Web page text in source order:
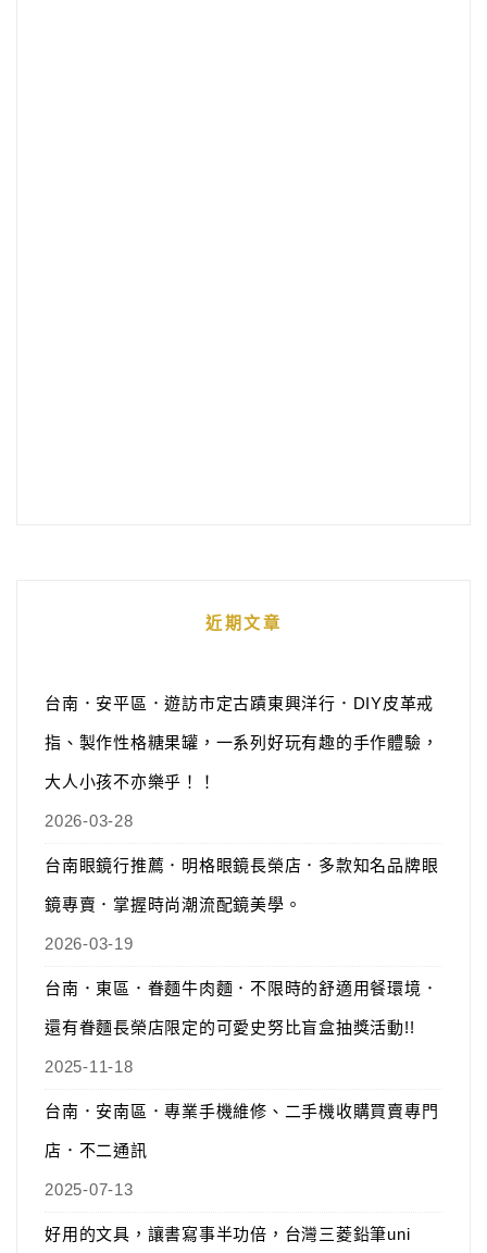
近期文章
台南．安平區．遊訪市定古蹟東興洋行．DIY皮革戒
指、製作性格糖果罐，一系列好玩有趣的手作體驗，
大人小孩不亦樂乎！！
2026-03-28
台南眼鏡行推薦．明格眼鏡長榮店．多款知名品牌眼
鏡專賣．掌握時尚潮流配鏡美學。
2026-03-19
台南．東區．眷麵牛肉麵．不限時的舒適用餐環境．
還有眷麵長榮店限定的可愛史努比盲盒抽獎活動!!
2025-11-18
台南．安南區．專業手機維修、二手機收購買賣專門
店．不二通訊
2025-07-13
好用的文具，讓書寫事半功倍，台灣三菱鉛筆uni